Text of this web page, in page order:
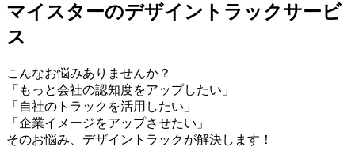
マイスターのデザイントラックサービ
ス
こんなお悩みありませんか？
「もっと会社の認知度をアップしたい」
「自社のトラックを活用したい」
「企業イメージをアップさせたい」
そのお悩み、デザイントラックが解決します！